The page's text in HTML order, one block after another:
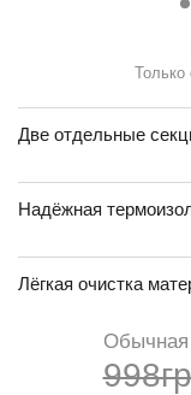
Две отдельные
Надёжная
Лёгкая очистка
Обычная